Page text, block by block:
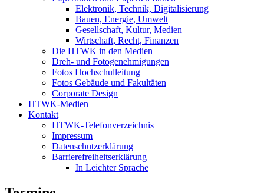
Elektronik, Technik, Digitalisierung
Bauen, Energie, Umwelt
Gesellschaft, Kultur, Medien
Wirtschaft, Recht, Finanzen
Die HTWK in den Medien
Dreh- und Fotogenehmigungen
Fotos Hochschulleitung
Fotos Gebäude und Fakultäten
Corporate Design
HTWK-Medien
Kontakt
HTWK-Telefonverzeichnis
Impressum
Datenschutzerklärung
Barrierefreiheitserklärung
In Leichter Sprache